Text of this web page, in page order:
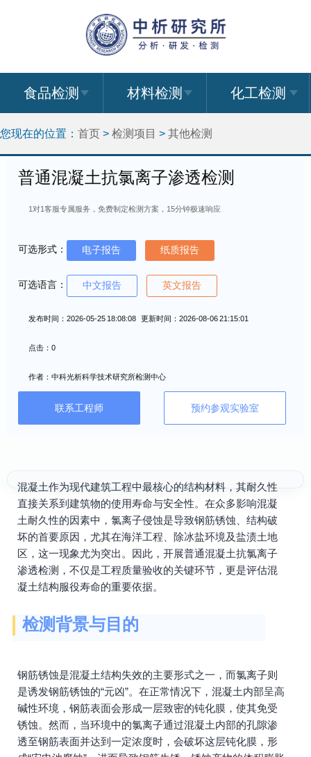
食品检测 材料检测 化工检测
您现在的位置： 首页 > 检测项目 > 其他检测
普通混凝土抗氯离子渗透检测
1对1客服专属服务，免费制定检测方案，15分钟极速响应
可选形式： 电子报告 纸质报告
可选语言： 中文报告 英文报告
发布时间：2026-05-25 18:08:08 更新时间：2026-08-06 21:15:01
点击：0
作者：中科光析科学技术研究所检测中心
联系工程师 预约参观实验室
混凝土作为现代建筑工程中最核心的结构材料，其耐久性
直接关系到建筑物的使用寿命与安全性。在众多影响混凝
土耐久性的因素中，氯离子侵蚀是导致钢筋锈蚀、结构破
坏的首要原因，尤其在海洋工程、除冰盐环境及盐渍土地
区，这一现象尤为突出。因此，开展普通混凝土抗氯离子
渗透检测，不仅是工程质量验收的关键环节，更是评估混
凝土结构服役寿命的重要依据。
检测背景与目的
钢筋锈蚀是混凝土结构失效的主要形式之一，而氯离子则
是诱发钢筋锈蚀的“元凶”。在正常情况下，混凝土内部呈高
碱性环境，钢筋表面会形成一层致密的钝化膜，使其免受
锈蚀。然而，当环境中的氯离子通过混凝土内部的孔隙渗
透至钢筋表面并达到一定浓度时，会破坏这层钝化膜，形